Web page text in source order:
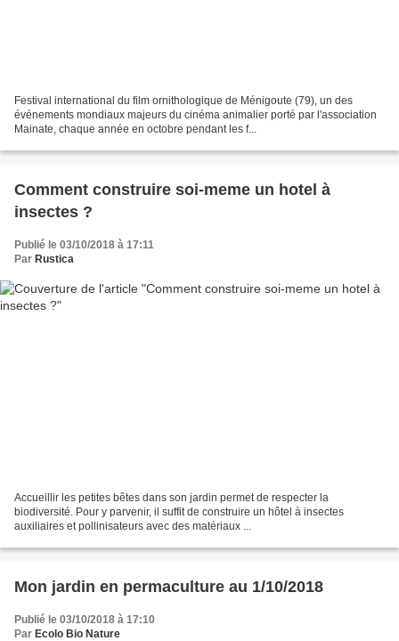
Festival international du film ornithologique de Ménigoute (79), un des
événements mondiaux majeurs du cinéma animalier porté par l'association
Mainate, chaque année en octobre pendant les f...
Comment construire soi-meme un hotel à
insectes ?
Publié le 03/10/2018 à 17:11
Par Rustica
Accueillir les petites bêtes dans son jardin permet de respecter la
biodiversité. Pour y parvenir, il suffit de construire un hôtel à insectes
auxiliaires et pollinisateurs avec des matériaux ...
Mon jardin en permaculture au 1/10/2018
Publié le 03/10/2018 à 17:10
Par Ecolo Bio Nature